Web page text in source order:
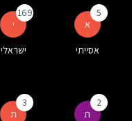
א
5
אסייתי
י
169
ישראלי
ת
2
ת
3